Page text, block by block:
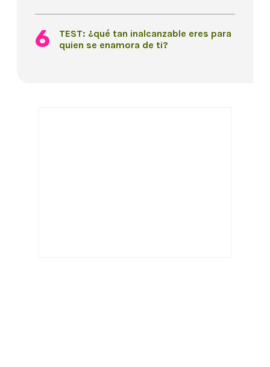
TEST: ¿qué tan inalcanzable eres para
quien se enamora de ti?